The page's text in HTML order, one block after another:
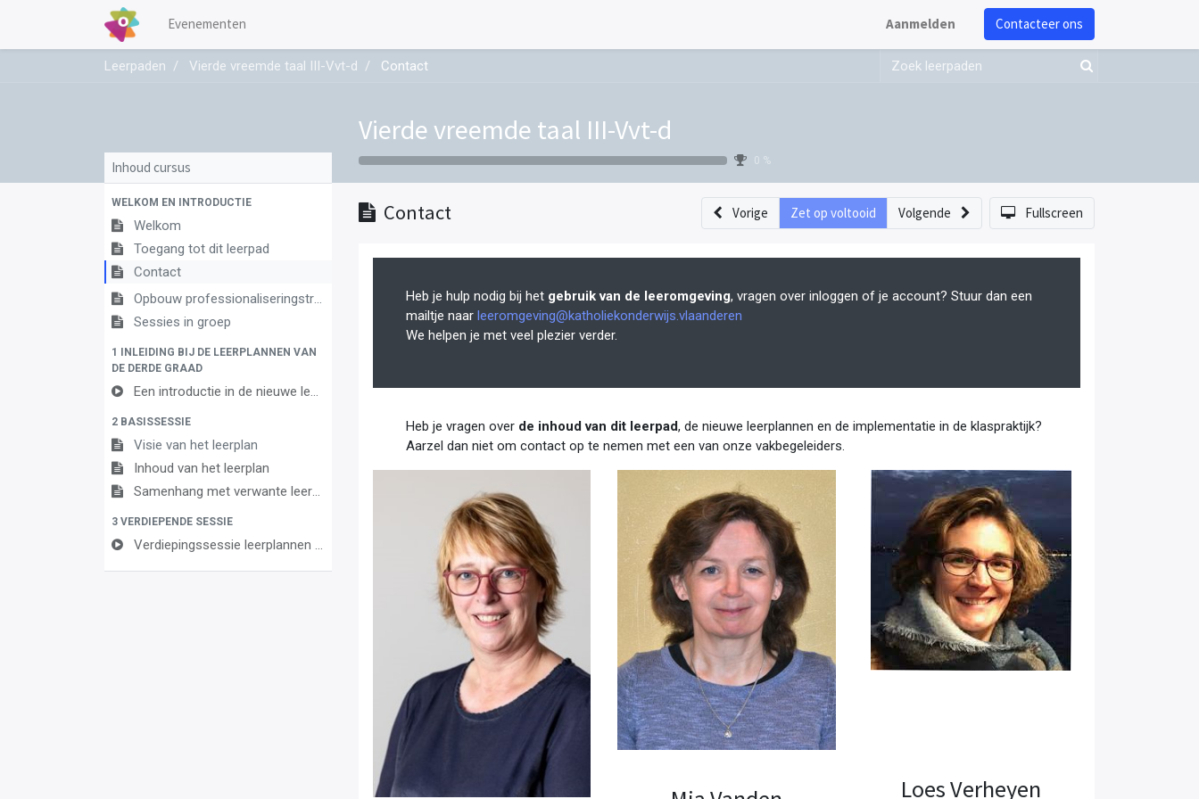
Evenementen Aanmelden Contacteer ons
Leerpaden Vierde vreemde taal III-Vvt-d Contact
Vierde vreemde taal III-Vvt-d
0 %
Inhoud cursus
WELKOM EN INTRODUCTIE
Welkom
Toegang tot dit leerpad
Contact
Opbouw professionaliseringstraject
Sessies in groep
1 INLEIDING BIJ DE LEERPLANNEN VAN
DE DERDE GRAAD
Een introductie in de nieuwe leerplannen van de derde graad
2 BASISSESSIE
Visie van het leerplan
Inhoud van het leerplan
Samenhang met verwante leerplannen
3 VERDIEPENDE SESSIE
Verdiepingssessie leerplannen Spaans, Italiaans en andere 4e vreemde taal 3e gr Mod Talen (D-fin)
Contact Vorige Zet op voltooid Volgende Fullscreen
Heb je hulp nodig bij het gebruik van de leeromgeving, vragen over inloggen of je account? Stuur dan een
mailtje naar leeromgeving@katholiekonderwijs.vlaanderen
We helpen je met veel plezier verder.
Heb je vragen over de inhoud van dit leerpad, de nieuwe leerplannen en de implementatie in de klaspraktijk?
Aarzel dan niet om contact op te nemen met een van onze vakbegeleiders.
Loes Verheyen